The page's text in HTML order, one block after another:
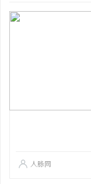
人脉网